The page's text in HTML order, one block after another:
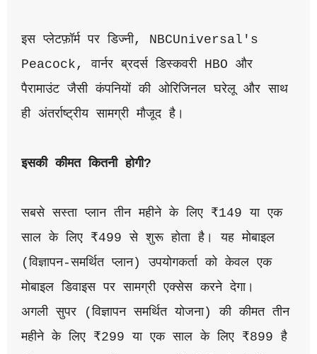
इस प्लेटफ़ॉर्म पर डिज्नी, NBCUniversal's
Peacock, वार्नर ब्रदर्स डिस्कवरी HBO और
पैरामाउंट जैसी कंपनियों की ओरिजिनल घरेलू और साथ
ही अंतर्राष्ट्रीय सामग्री मौजूद है।
इसकी कीमत कितनी होगी?
सबसे सस्ता प्लान तीन महीने के लिए ₹149 या एक
साल के लिए ₹499 से शुरू होता है। यह मोबाइल
(विज्ञापन-समर्थित प्लान) उपयोगकर्ता को केवल एक
मोबाइल डिवाइस पर सामग्री एक्सेस करने देगा।
अगली सुपर (विज्ञापन समर्थित योजना) की कीमत तीन
महीने के लिए ₹299 या एक साल के लिए ₹899 है